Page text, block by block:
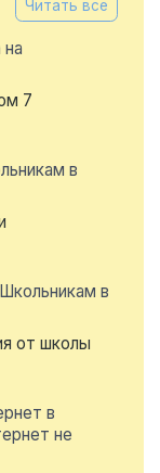
Читать все
7
в
в
от школы
в
не